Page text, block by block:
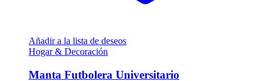
Añadir a la lista de deseos
Hogar & Decoración
Manta Futbolera Universitario